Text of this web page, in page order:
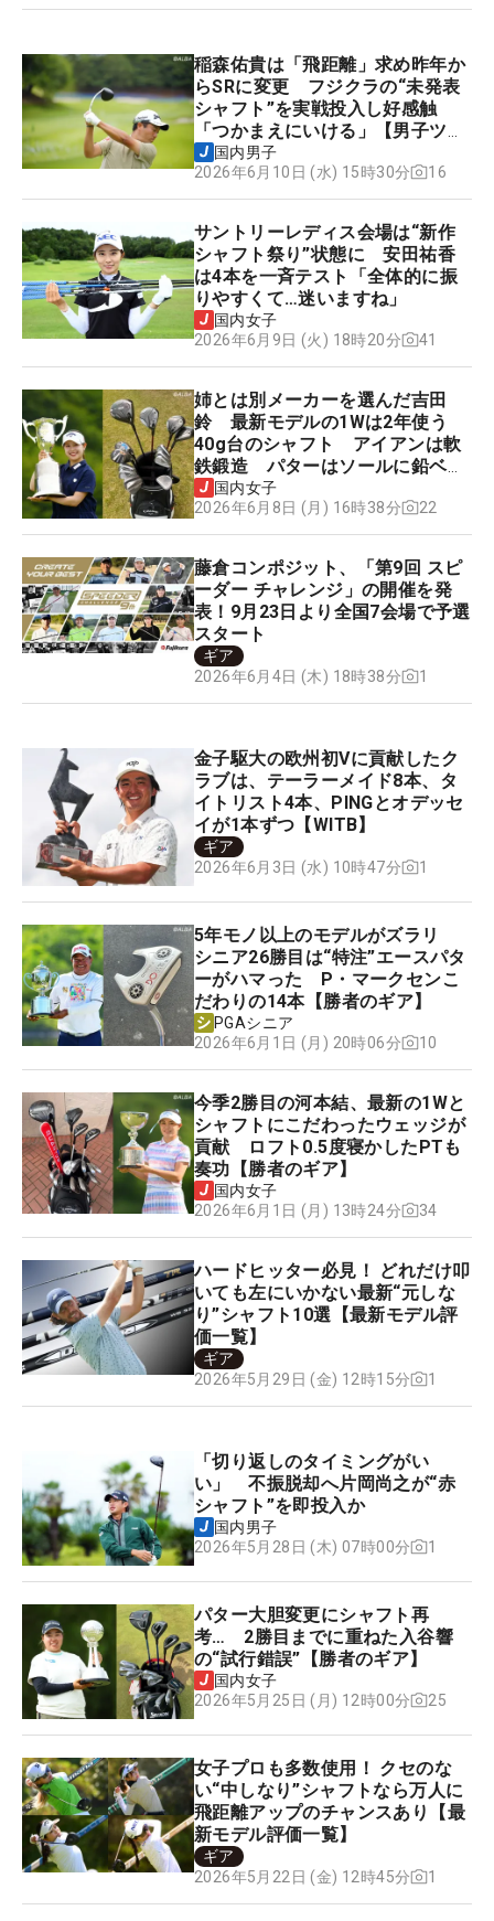
稲森佑貴は「飛距離」求め昨年か
らSRに変更 フジクラの“未発表
シャフト”を実戦投入し好感触
「つかまえにいける」【男子ツア
ーのヒトネタ！】
国内男子
2026年6月10日 (水) 15時30分
16
サントリーレディス会場は“新作
シャフト祭り”状態に 安田祐香
は4本を一斉テスト「全体的に振
りやすくて…迷いますね」
国内女子
2026年6月9日 (火) 18時20分
41
姉とは別メーカーを選んだ吉田
鈴 最新モデルの1Wは2年使う
40g台のシャフト アイアンは軟
鉄鍛造 パターはソールに鉛ベッ
タリ【勝者のギア】
国内女子
2026年6月8日 (月) 16時38分
22
藤倉コンポジット、「第9回 スピ
ーダー チャレンジ」の開催を発
表！9月23日より全国7会場で予選
スタート
ギア
2026年6月4日 (木) 18時38分
1
金子駆大の欧州初Vに貢献したク
ラブは、テーラーメイド8本、タ
イトリスト4本、PINGとオデッセ
イが1本ずつ【WITB】
ギア
2026年6月3日 (水) 10時47分
1
5年モノ以上のモデルがズラリ
シニア26勝目は“特注”エースパタ
ーがハマった P・マークセンこ
だわりの14本【勝者のギア】
PGAシニア
2026年6月1日 (月) 20時06分
10
今季2勝目の河本結、最新の1Wと
シャフトにこだわったウェッジが
貢献 ロフト0.5度寝かしたPTも
奏功【勝者のギア】
国内女子
2026年6月1日 (月) 13時24分
34
ハードヒッター必見！ どれだけ叩
いても左にいかない最新“元しな
り”シャフト10選【最新モデル評
価一覧】
ギア
2026年5月29日 (金) 12時15分
1
「切り返しのタイミングがい
い」 不振脱却へ片岡尚之が“赤
シャフト”を即投入か
国内男子
2026年5月28日 (木) 07時00分
1
パター大胆変更にシャフト再
考… 2勝目までに重ねた入谷響
の“試行錯誤”【勝者のギア】
国内女子
2026年5月25日 (月) 12時00分
25
女子プロも多数使用！ クセのな
い“中しなり”シャフトなら万人に
飛距離アップのチャンスあり【最
新モデル評価一覧】
ギア
2026年5月22日 (金) 12時45分
1